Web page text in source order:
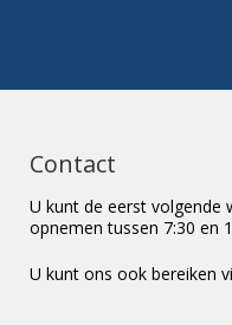
Contact
U kunt de eerst volgende
opnemen tussen 7:30 en
U kunt ons ook bereiken